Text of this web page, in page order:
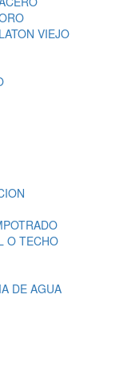
VIEJO
O TECHO
DE AGUA